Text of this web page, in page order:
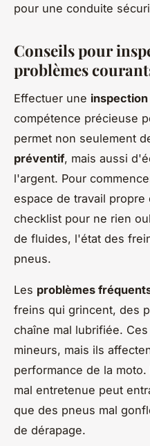
pour une conduite
Conseils pour
problèmes
Effectuer une
compétence précieuse
permet non seulement
préventif, mais aussi
l'argent. Pour
espace de travail
checklist pour ne rien
de fluides, l'état des
pneus.
Les problèmes
freins qui grincent, des
chaîne mal lubrifiée.
mineurs, mais ils
performance de la
mal entretenue peut
que des pneus mal
de dérapage.